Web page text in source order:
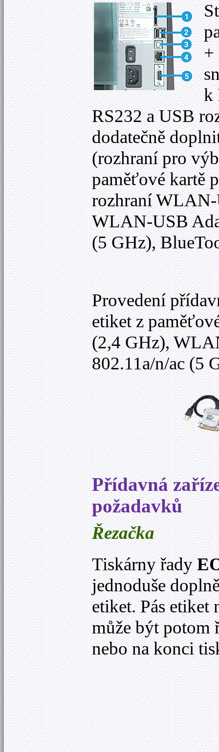
+
k
RS232 a USB
dodatečně
(rozhraní pro
paměťové kartě
rozhraní WLAN-
WLAN-USB
(5 GHz),
Provedení
etiket z
(2,4 GHz),
802.11a/n/ac (5
Přídavná
požadavků
Řezačka
Tiskárny řady
jednoduše
etiket. Pás etiket
může být potom
nebo na konci